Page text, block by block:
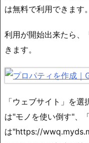
は無料で利用できます。
利用が開始出来たら、
きます。
「ウェブサイト」を
は"モノを使い倒す"、
は"https://